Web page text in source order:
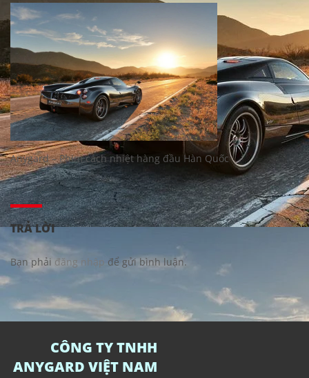
Anygard – Phim cách nhiệt hàng đầu Hàn Quốc
TRẢ LỜI
Bạn phải đăng nhập để gửi bình luận.
CÔNG TY TNHH
ANYGARD VIỆT NAM